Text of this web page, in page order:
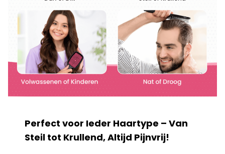
Perfect voor Ieder Haartype – Van
Steil tot Krullend, Altijd Pijnvrij!